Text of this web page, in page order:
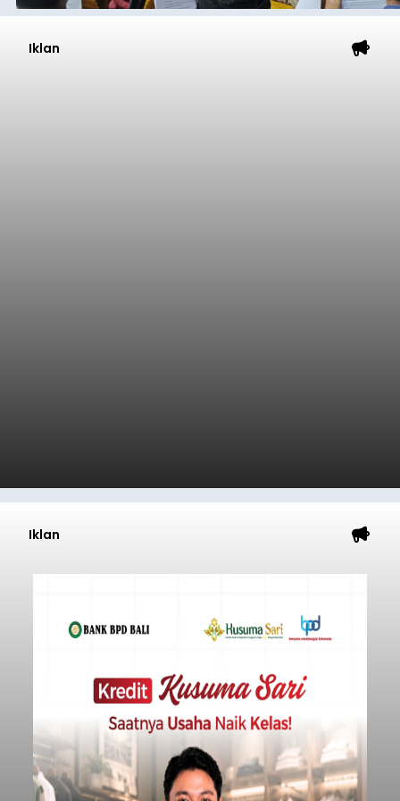
Iklan
Iklan